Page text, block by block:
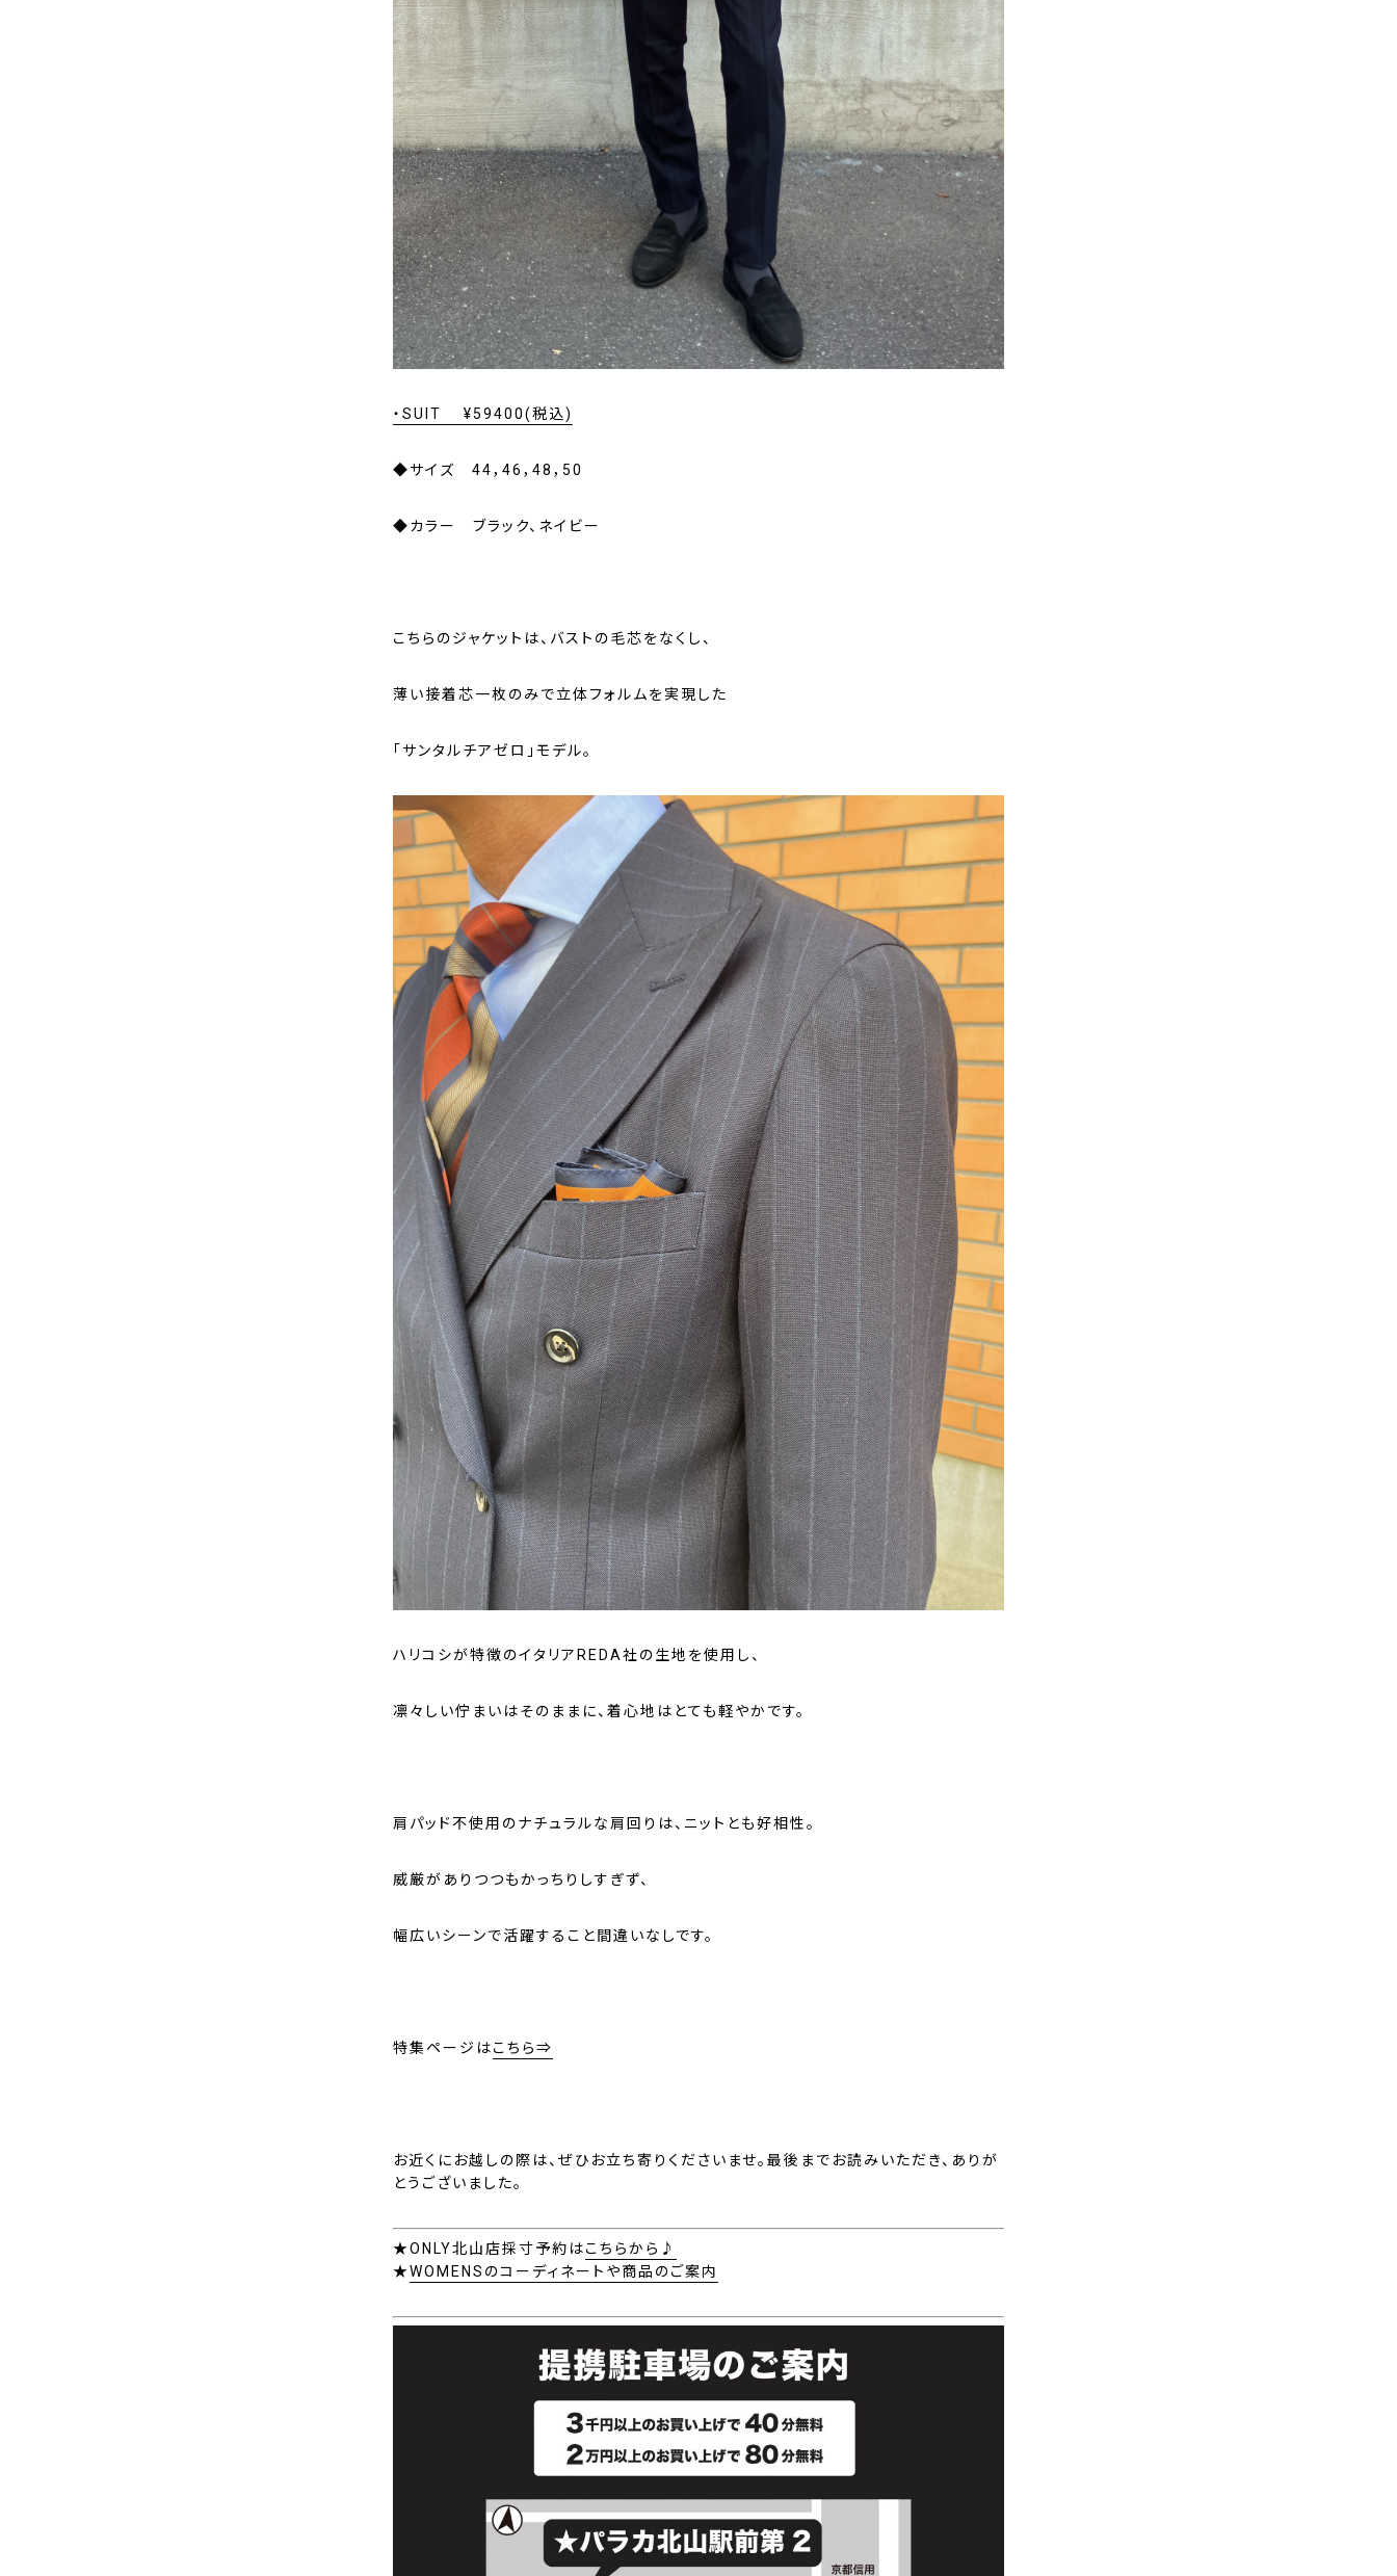
・SUIT ¥59400(税込)
◆サイズ 44，46，48，50
◆カラー ブラック、ネイビー
こちらのジャケットは、バストの毛芯をなくし、
薄い接着芯一枚のみで立体フォルムを実現した
「サンタルチアゼロ」モデル。
ハリコシが特徴のイタリアREDA社の生地を使用し、
凛々しい佇まいはそのままに、着心地はとても軽やかです。
肩パッド不使用のナチュラルな肩回りは、ニットとも好相性。
威厳がありつつもかっちりしすぎず、
幅広いシーンで活躍すること間違いなしです。
特集ページはこちら⇒
お近くにお越しの際は、ぜひお立ち寄りくださいませ。最後までお読みいただき、ありが
とうございました。
★ONLY北山店採寸予約はこちらから♪
★WOMENSのコーディネートや商品のご案内